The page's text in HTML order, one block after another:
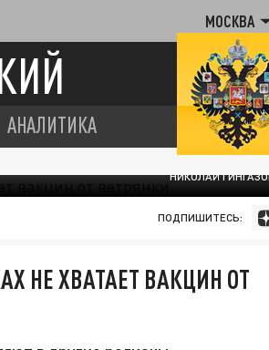
МОСКВА
АНАЛИТИКА
НИКОЛАЙ
ПОДПИШИТЕСЬ:
НЕ ХВАТАЕТ ВАКЦИН ОТ